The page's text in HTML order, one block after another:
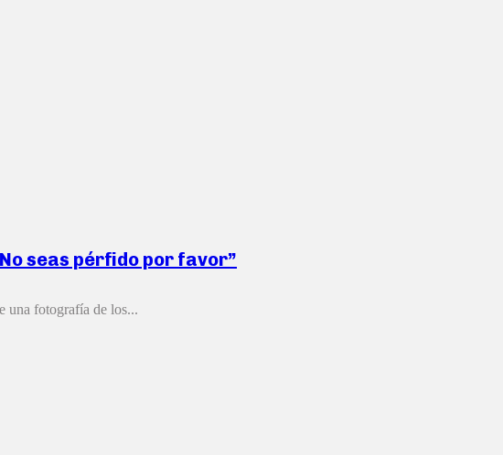
seas pérfido por favor”
una fotografía de los...